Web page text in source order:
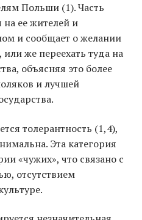
Польши (1). Часть
ее жителей и
и сообщает о желании
же переехать туда на
объясняя это более
и лучшей
толерантность (1,4),
Эта категория
«чужих», что связано с
отсутствием